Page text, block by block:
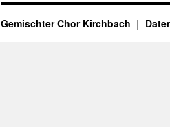
Gemischter Chor Kirchbach